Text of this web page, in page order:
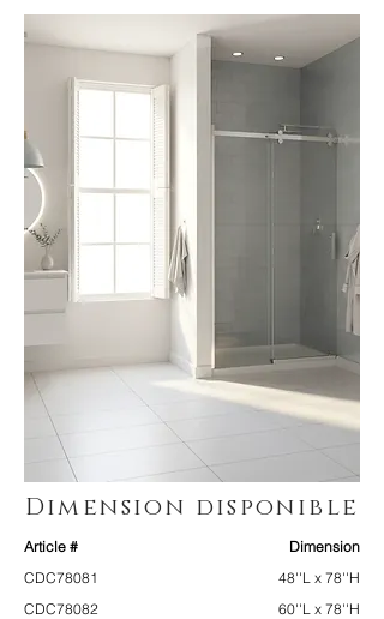
Dimension disponible
Article #
CDC78081
CDC78082
Dimension
48''L x 78''H
60''L x 78''H